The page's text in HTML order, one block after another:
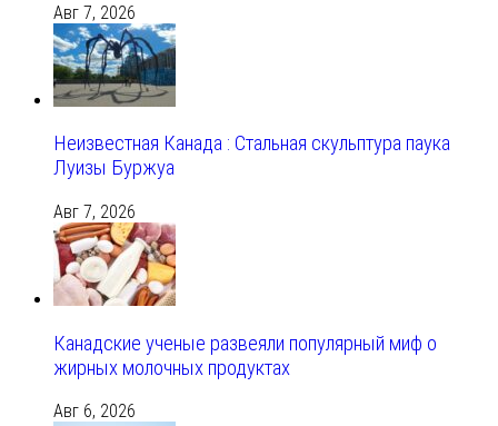
Авг 7, 2026
Неизвестная Канада : Стальная скульптура паука
Луизы Буржуа
Авг 7, 2026
Канадские ученые развеяли популярный миф о
жирных молочных продуктах
Авг 6, 2026